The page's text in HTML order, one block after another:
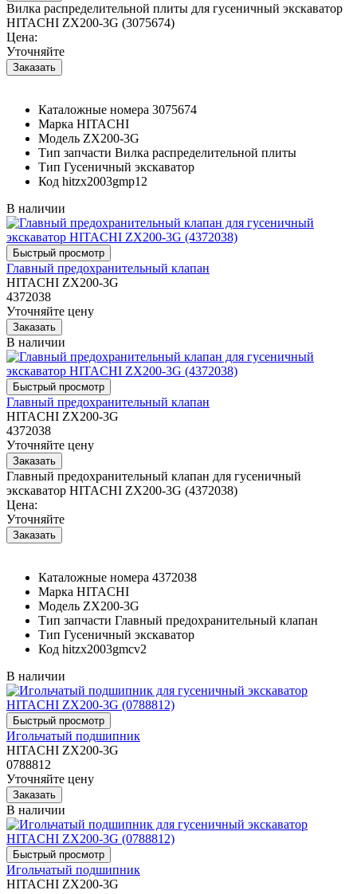
Вилка распределительной плиты для гусеничный экскаватор
HITACHI ZX200-3G (3075674)
Цена:
Уточняйте
Каталожные номера 3075674
Марка HITACHI
Модель ZX200-3G
Тип запчасти Вилка распределительной плиты
Тип Гусеничный экскаватор
Код hitzx2003gmp12
В наличии
Главный предохранительный клапан
HITACHI ZX200-3G
4372038
Уточняйте цену
В наличии
Главный предохранительный клапан
HITACHI ZX200-3G
4372038
Уточняйте цену
Главный предохранительный клапан для гусеничный
экскаватор HITACHI ZX200-3G (4372038)
Цена:
Уточняйте
Каталожные номера 4372038
Марка HITACHI
Модель ZX200-3G
Тип запчасти Главный предохранительный клапан
Тип Гусеничный экскаватор
Код hitzx2003gmcv2
В наличии
Игольчатый подшипник
HITACHI ZX200-3G
0788812
Уточняйте цену
В наличии
Игольчатый подшипник
HITACHI ZX200-3G